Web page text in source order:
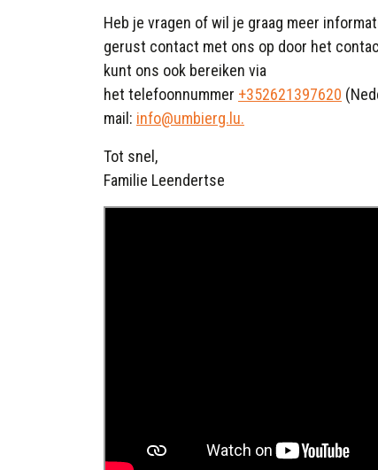
Heb je vragen of wil je graag meer
gerust contact met ons op door het
kunt ons ook bereiken via
het telefoonnummer +352621397620
mail: info@umbierg.lu.
Tot snel,
Familie Leendertse